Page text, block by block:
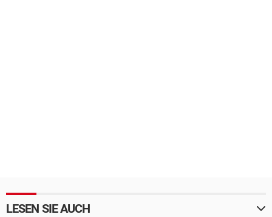
LESEN SIE AUCH